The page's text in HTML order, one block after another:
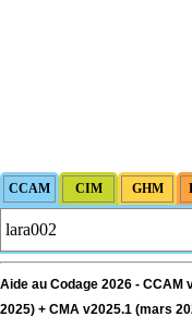
Aide au Codage 2026 - CCAM
2025) + CMA v2025.1 (mars